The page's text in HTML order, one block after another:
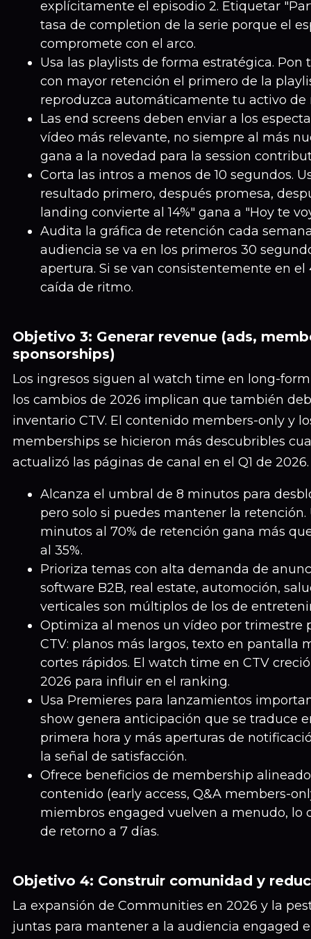
explícitamente el episodio 2. Etiquetar
tasa de completion de la serie porque el
compromete con el arco.
Usa las playlists de forma estratégica.
con mayor retención el primero de la
reproduzca automáticamente tu activo
Las end screens deben enviar a los
vídeo más relevante, no siempre al más
gana a la novedad para la session
Corta las intros a menos de 10 segundos.
resultado primero, después promesa,
landing convierte al 14%" gana a "Hoy te
Audita la gráfica de retención cada
audiencia se va en los primeros 30
apertura. Si se van consistentemente en el
caída de ritmo.
Objetivo 3: Generar revenue (ads,
sponsorships)
Los ingresos siguen al watch time en long-
los cambios de 2026 implican que también
inventario CTV. El contenido members-only y
memberships se hicieron más descubribles
actualizó las páginas de canal en el Q1 de 2026.
Alcanza el umbral de 8 minutos para
pero solo si puedes mantener la retención.
minutos al 70% de retención gana más
al 35%.
Prioriza temas con alta demanda de
software B2B, real estate, automoción,
verticales son múltiplos de los de
Optimiza al menos un vídeo por trimestre
CTV: planos más largos, texto en pantalla
cortes rápidos. El watch time en CTV
2026 para influir en el ranking.
Usa Premieres para lanzamientos
show genera anticipación que se traduce
primera hora y más aperturas de
la señal de satisfacción.
Ofrece beneficios de membership
contenido (early access, Q&A members-
miembros engaged vuelven a menudo, lo
de retorno a 7 días.
Objetivo 4: Construir comunidad y
La expansión de Communities en 2026 y la
juntas para mantener a la audiencia engaged